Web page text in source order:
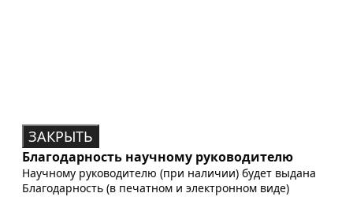
ЗАКРЫТЬ
Благодарность научному руководителю
Научному руководителю (при наличии) будет выдана
Благодарность (в печатном и электронном виде)